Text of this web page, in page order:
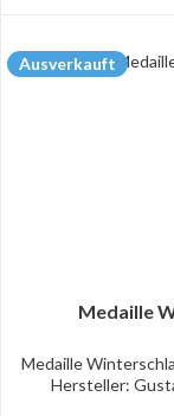
Ausverkauft
Medaille
Medaille
Hersteller: